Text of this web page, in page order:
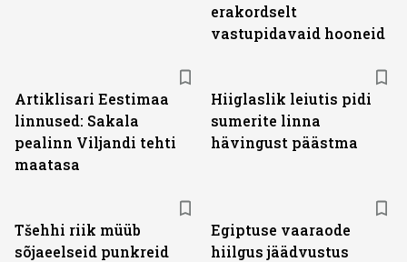
erakordselt
vastupidavaid hooneid
Artiklisari Eestimaa
linnused: Sakala
pealinn Viljandi tehti
maatasa
Hiiglaslik leiutis pidi
sumerite linna
hävingust päästma
Tšehhi riik müüb
sõjaeelseid punkreid
Egiptuse vaaraode
hiilgus jäädvustus